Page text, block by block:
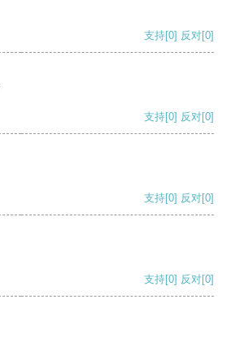
支持[0] 反对[0]
支持[0] 反对[0]
支持[0] 反对[0]
支持[0] 反对[0]